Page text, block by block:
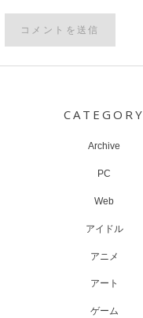
CATEGORY
Archive
PC
Web
アイドル
アニメ
アート
ゲーム